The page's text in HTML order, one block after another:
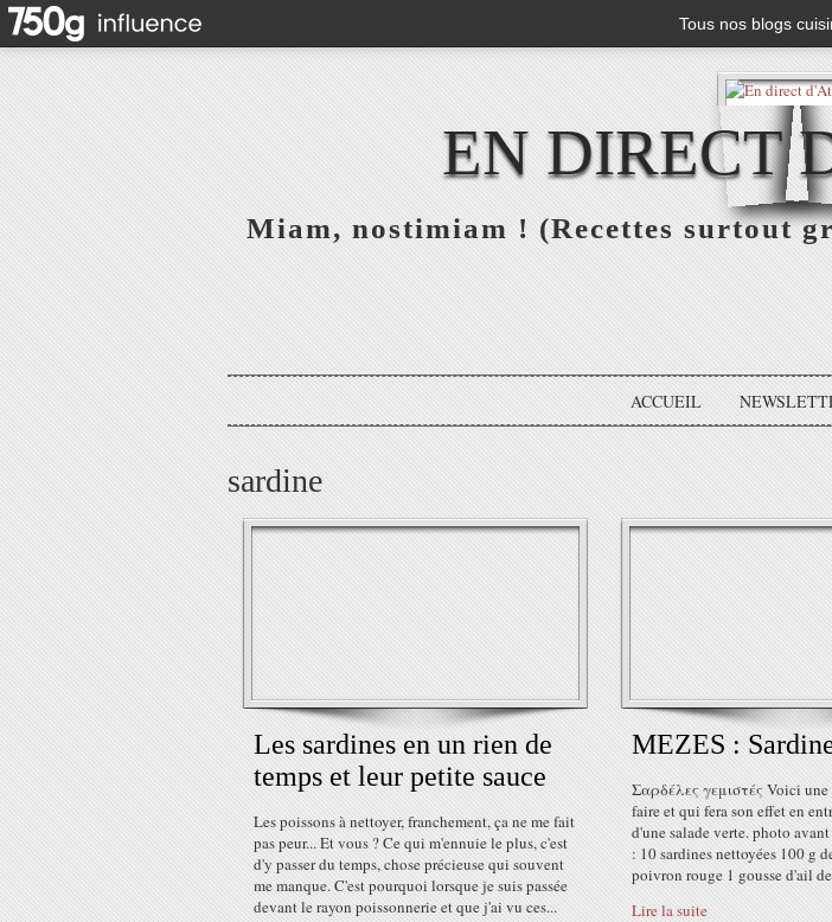
Tous nos blogs
EN DIRECT
Miam, nostimiam ! (Recettes surtout
ACCUEIL
sardine
Les sardines en un rien de
temps et leur petite sauce
Les poissons à nettoyer, franchement, ça ne me fait
pas peur... Et vous ? Ce qui m'ennuie le plus, c'est
d'y passer du temps, chose précieuse qui souvent
me manque. C'est pourquoi lorsque je suis passée
devant le rayon poissonnerie et que j'ai vu ces...
MEZES :
Σαρδέλες γεμιστές Voici une
faire et qui fera son effet en
d'une salade verte. photo
: 10 sardines nettoyées 100 g
poivron rouge 1 gousse d'ail
Lire la suite